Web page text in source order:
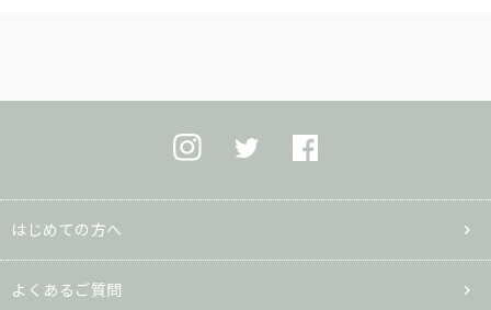
はじめての方へ
よくあるご質問